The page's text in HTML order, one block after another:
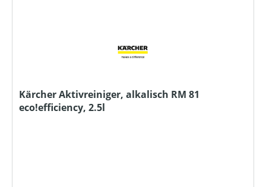
Kärcher Aktivreiniger, alkalisch RM 81
eco!efficiency, 2.5l